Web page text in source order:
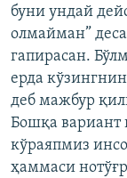
буни ундай
олмайман”
гапирасан.
ерда
деб мажбур
Бошқа вариант
кўраяпмиз
ҳаммаси